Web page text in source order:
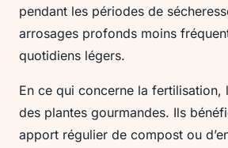
pendant les périodes de
arrosages profonds moins
quotidiens légers.
En ce qui concerne la fertilisation,
des plantes gourmandes. Ils
apport régulier de compost ou